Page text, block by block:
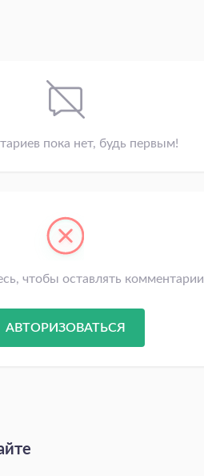
пока нет, будь первым!
чтобы оставлять комментарии
АВТОРИЗОВАТЬСЯ